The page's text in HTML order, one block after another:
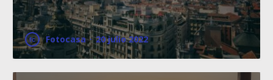
Fotocasa · 20 julio 2022